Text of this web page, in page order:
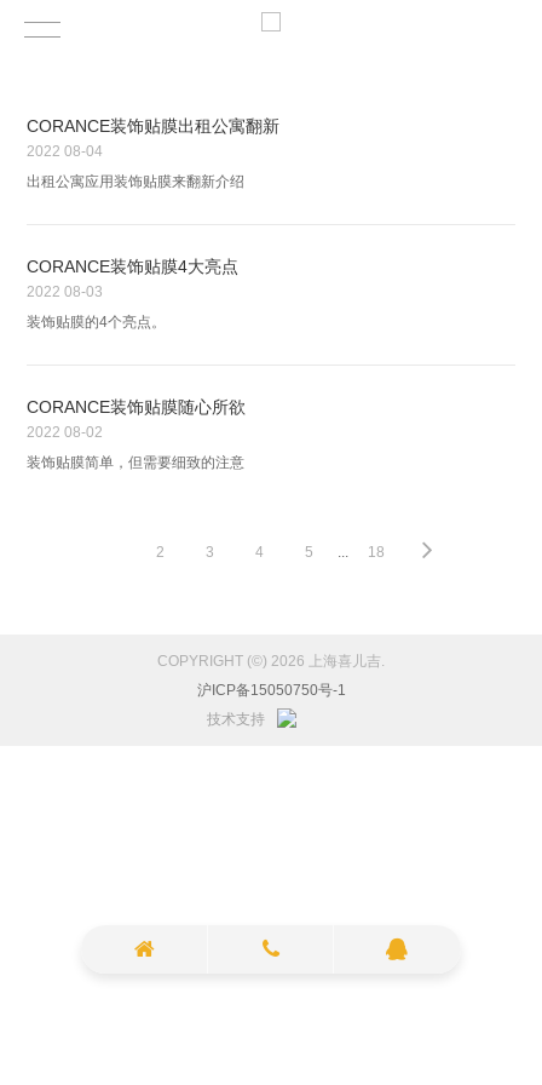
CORANCE装饰贴膜出租公寓翻新
2022 08-04
出租公寓应用装饰贴膜来翻新介绍
CORANCE装饰贴膜4大亮点
2022 08-03
装饰贴膜的4个亮点。
CORANCE装饰贴膜随心所欲
2022 08-02
装饰贴膜简单，但需要细致的注意
2 3 4 5 ... 18
COPYRIGHT (©) 2026 上海喜儿吉.
沪ICP备15050750号-1
技术支持